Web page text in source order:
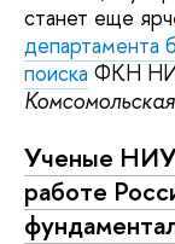
станет еще
департамента
поиска ФКН
Ученые
работе